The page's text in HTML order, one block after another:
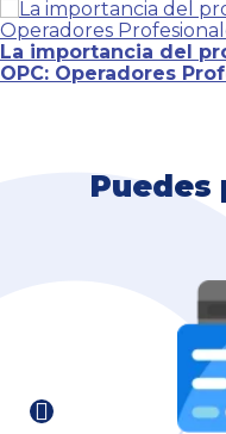
La importancia del
OPC: Operadores
Puedes